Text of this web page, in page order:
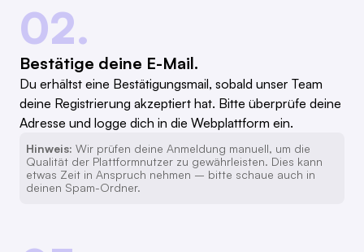
02.
Bestätige deine E-Mail.
Du erhältst eine Bestätigungsmail, sobald unser Team
deine Registrierung akzeptiert hat. Bitte überprüfe deine
Adresse und logge dich in die Webplattform ein.
Hinweis: Wir prüfen deine Anmeldung manuell, um die
Qualität der Plattformnutzer zu gewährleisten. Dies kann
etwas Zeit in Anspruch nehmen – bitte schaue auch in
deinen Spam-Ordner.